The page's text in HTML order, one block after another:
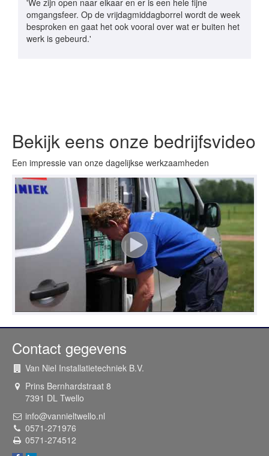
'We zijn open naar elkaar en er is een hele fijne
omgangsfeer. Op de vrijdagmiddagborrel wordt de week
besproken en gaat het ook vooral over wat er buiten het
werk is gebeurd.'
Bekijk eens onze bedrijfsvideo
Een impressie van onze dagelijkse werkzaamheden
Contact gegevens
Van Niel Installatietechniek B.V.
Prins Bernhardstraat 8
7391 DL Twello
info@vannieltwello.nl
0571-271976
0571-274512